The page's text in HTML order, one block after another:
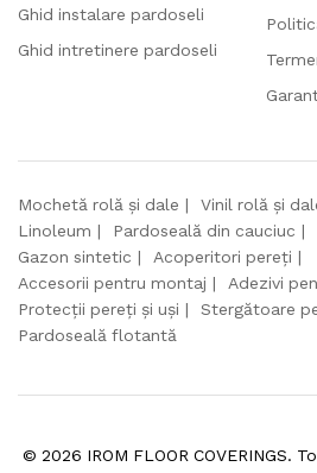
Ghid instalare pardoseli
Ghid intretinere pardoseli
Mochetă rolă și dale
Vinil rolă și
Linoleum
Pardoseală din cauciuc
Gazon sintetic
Acoperitori pereți
Accesorii pentru montaj
Adezivi
Protecții pereți și uși
Stergătoare
Pardoseală flotantă
© 2026 IROM FLOOR COVERINGS.